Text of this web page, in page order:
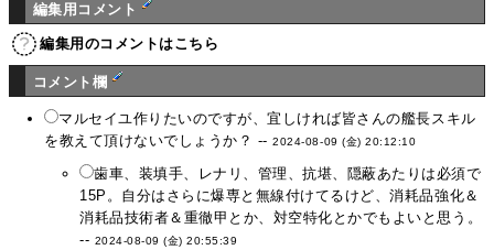
編集用コメント
編集用のコメントはこちら
コメント欄
マルセイユ作りたいのですが、宜しければ皆さんの艦長スキル
を教えて頂けないでしょうか？ --2024-08-09 (金) 20:12:10
歯車、装填手、レナリ、管理、抗堪、隠蔽あたりは必須で
15P。自分はさらに爆専と無線付けてるけど、消耗品強化＆
消耗品技術者＆重徹甲とか、対空特化とかでもよいと思う。
-- 2024-08-09 (金) 20:55:39